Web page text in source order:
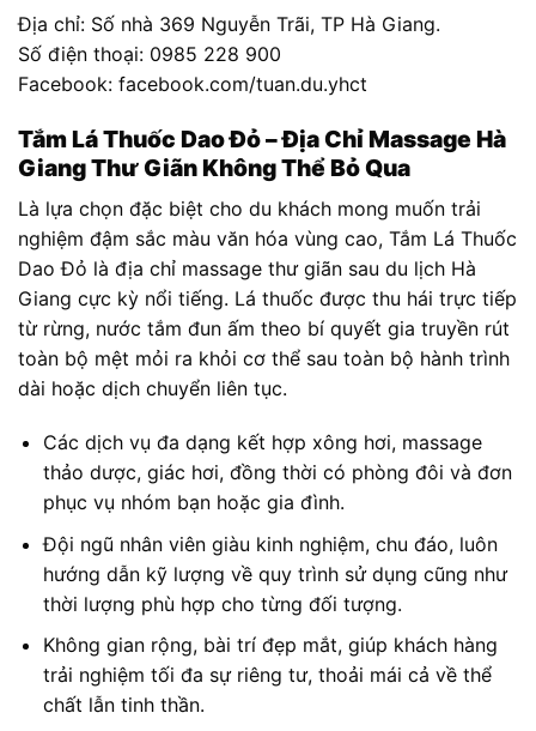
Địa chỉ: Số nhà 369 Nguyễn Trãi, TP Hà Giang.
Số điện thoại: 0985 228 900
Facebook: facebook.com/tuan.du.yhct
Tắm Lá Thuốc Dao Đỏ – Địa Chỉ Massage Hà
Giang Thư Giãn Không Thể Bỏ Qua
Là lựa chọn đặc biệt cho du khách mong muốn trải
nghiệm đậm sắc màu văn hóa vùng cao, Tắm Lá Thuốc
Dao Đỏ là địa chỉ massage thư giãn sau du lịch Hà
Giang cực kỳ nổi tiếng. Lá thuốc được thu hái trực tiếp
từ rừng, nước tắm đun ấm theo bí quyết gia truyền rút
toàn bộ mệt mỏi ra khỏi cơ thể sau toàn bộ hành trình
dài hoặc dịch chuyển liên tục.
Các dịch vụ đa dạng kết hợp xông hơi, massage
thảo dược, giác hơi, đồng thời có phòng đôi và đơn
phục vụ nhóm bạn hoặc gia đình.
Đội ngũ nhân viên giàu kinh nghiệm, chu đáo, luôn
hướng dẫn kỹ lượng về quy trình sử dụng cũng như
thời lượng phù hợp cho từng đối tượng.
Không gian rộng, bài trí đẹp mắt, giúp khách hàng
trải nghiệm tối đa sự riêng tư, thoải mái cả về thể
chất lẫn tinh thần.